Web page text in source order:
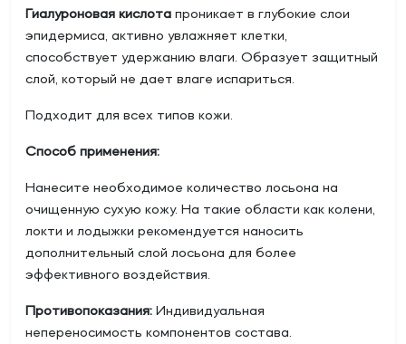
Гиалуроновая кислота проникает в глубокие слои
эпидермиса, активно увлажняет клетки,
способствует удержанию влаги. Образует защитный
слой, который не дает влаге испариться.
Подходит для всех типов кожи.
Способ применения:
Нанесите необходимое количество лосьона на
очищенную сухую кожу. На такие области как колени,
локти и лодыжки рекомендуется наносить
дополнительный слой лосьона для более
эффективного воздействия.
Противопоказания: Индивидуальная
непереносимость компонентов состава.